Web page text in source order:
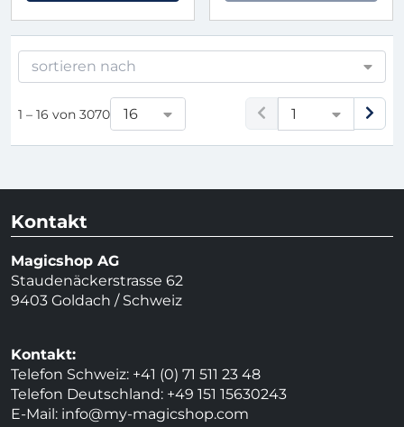
sortieren nach
1 – 16 von 3070 16 1
Kontakt
Magicshop AG
Staudenäckerstrasse 62
9403 Goldach / Schweiz
Kontakt:
Telefon Schweiz: +41 (0) 71 511 23 48
Telefon Deutschland: +49 151 15630243
E-Mail: info@my-magicshop.com